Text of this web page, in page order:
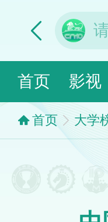
首页 影视
首页 大学